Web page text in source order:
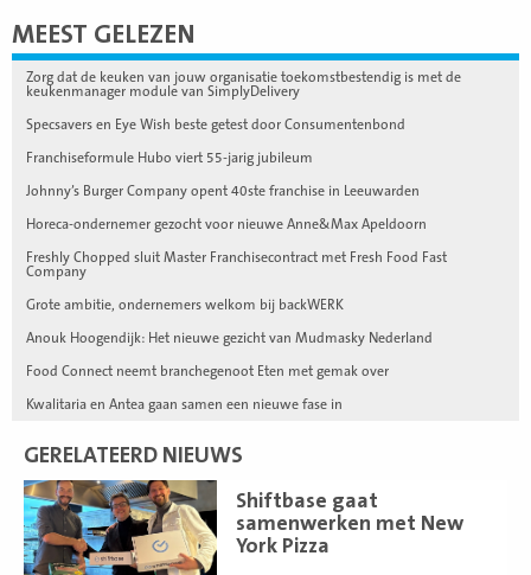
MEEST GELEZEN
Zorg dat de keuken van jouw organisatie toekomstbestendig is met de
keukenmanager module van SimplyDelivery
Specsavers en Eye Wish beste getest door Consumentenbond
Franchiseformule Hubo viert 55-jarig jubileum
Johnny’s Burger Company opent 40ste franchise in Leeuwarden
Horeca-ondernemer gezocht voor nieuwe Anne&Max Apeldoorn
Freshly Chopped sluit Master Franchisecontract met Fresh Food Fast
Company
Grote ambitie, ondernemers welkom bij backWERK
Anouk Hoogendijk: Het nieuwe gezicht van Mudmasky Nederland
Food Connect neemt branchegenoot Eten met gemak over
Kwalitaria en Antea gaan samen een nieuwe fase in
GERELATEERD NIEUWS
Shiftbase gaat
samenwerken met New
York Pizza
Lees
meer